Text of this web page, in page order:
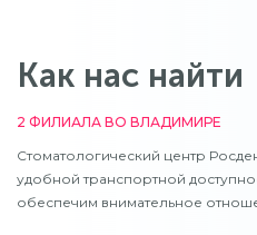
Как нас найти
2 ФИЛИАЛА ВО ВЛАДИМИРЕ
Стоматологический центр
удобной транспортной
обеспечим внимательное